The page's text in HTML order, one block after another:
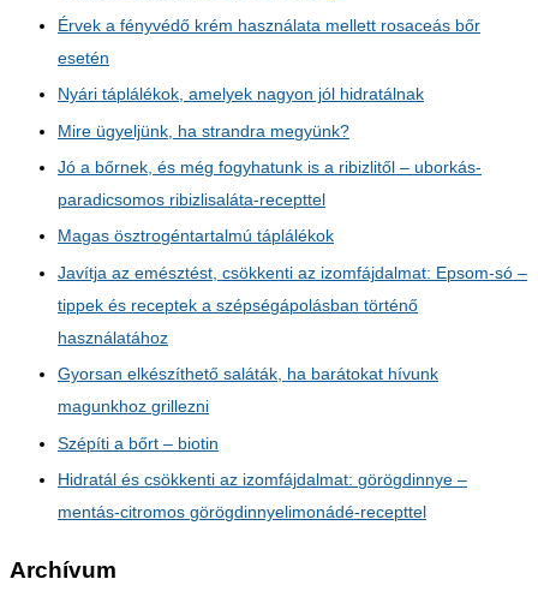
Érvek a fényvédő krém használata mellett rosaceás bőr
esetén
Nyári táplálékok, amelyek nagyon jól hidratálnak
Mire ügyeljünk, ha strandra megyünk?
Jó a bőrnek, és még fogyhatunk is a ribizlitől – uborkás-
paradicsomos ribizlisaláta-recepttel
Magas ösztrogéntartalmú táplálékok
Javítja az emésztést, csökkenti az izomfájdalmat: Epsom-só –
tippek és receptek a szépségápolásban történő
használatához
Gyorsan elkészíthető saláták, ha barátokat hívunk
magunkhoz grillezni
Szépíti a bőrt – biotin
Hidratál és csökkenti az izomfájdalmat: görögdinnye –
mentás-citromos görögdinnyelimonádé-recepttel
Archívum